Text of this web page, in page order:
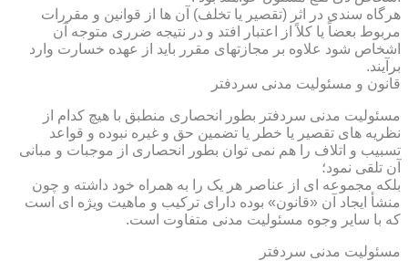
هرگاه سندی در اثر (تقصیر یا تخلف) آن ها از قوانین و مقررات
مربوط بعضاً یا کلاً از اعتبار افتد و در نتیجه ضرری متوجه آن
اشخاص شود علاوه بر مجازتهای مقرر باید از عهده خسارت وارد
برآیند.
قانون و مسئولیت مدنی سردفتر
مسئولیت مدنی سردفتر بطور انحصاری منطبق با هیچ کدام از
نظریه های تقصیر یا خطر یا تضمین حق و غیره نبوده و قواعد
تسبیب و اتلاف را هم نمی توان بطور انحصاری از موجبات و مبانی
آن تلقی نمود؛
بلکه مجموعه ای از عناصر هر یک را به همراه خود داشته و چون
منشأ ایجاد آن «قانون» بوده دارای ترکیب و ماهیت ویژه ای است
که با سایر وجوه مسئولیت مدنی متفاوت است.
مسئولیت مدنی سردفتر